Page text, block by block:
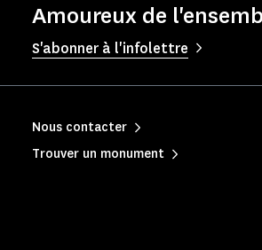
Amoureux de
S'abonner à l'infolettre
Nous contacter
Trouver un monument